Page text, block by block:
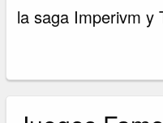
la saga Imperivm y